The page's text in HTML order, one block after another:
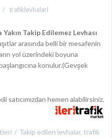
trafiklevhalari
Takip Edilemez Levhası
arasında belli bir mesafenin
yol üzerindeki boyuna
konulur.(Gevşek
satıcımızdan hemen alabilirsiniz.
Takip edilen levhalar, trafik